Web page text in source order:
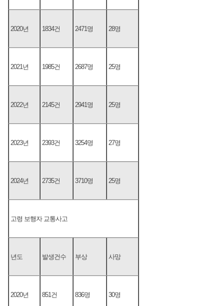
2020년 1834건 2471명 28명
2021년 1985건 2687명 25명
2022년 2145건 2941명 25명
2023년 2393건 3254명 27명
2024년 2735건 3710명 25명
고령 보행자 교통사고
년도 발생건수 부상 사망
2020년 851건 836명 30명